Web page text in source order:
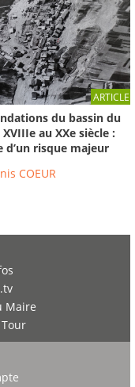
ARTICLE
du bassin du
au XXe siècle :
d’un risque majeur
COEUR
Maire